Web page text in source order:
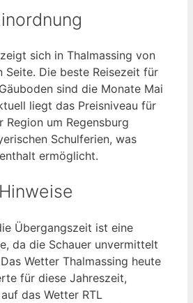
sich in Thalmassing von
Seite. Die beste Reisezeit für
sind die Monate Mai
liegt das Preisniveau für
um Regensburg
Schulferien, was
ermöglicht.
Übergangszeit ist eine
da die Schauer unvermittelt
Wetter Thalmassing heute
für diese Jahreszeit,
das Wetter RTL